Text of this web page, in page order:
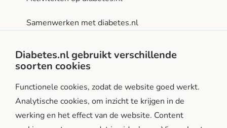
Samenwerken met diabetes.nl
Diabetes.nl gebruikt verschillende
soorten cookies
Functionele cookies, zodat de website goed werkt.
Analytische cookies, om inzicht te krijgen in de
werking en het effect van de website. Content